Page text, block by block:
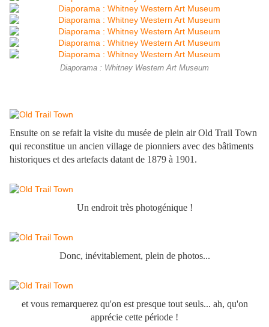
Diaporama : Whitney Western Art Museum
Ensuite on se refait la visite du musée de plein air Old Trail Town
qui reconstitue un ancien village de pionniers avec des bâtiments
historiques et des artefacts datant de 1879 à 1901.
Un endroit très photogénique !
Donc, inévitablement, plein de photos...
et vous remarquerez qu'on est presque tout seuls... ah, qu'on
apprécie cette période !